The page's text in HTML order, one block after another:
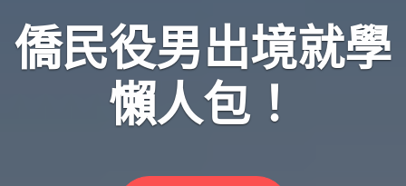
僑民役男出境就學
懶人包！